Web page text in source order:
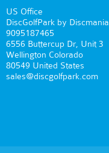
US Office
DiscGolfPark by Discmania
9095187465
6556 Buttercup Dr, Unit 3
Wellington Colorado
80549 United States
sales@discgolfpark.com